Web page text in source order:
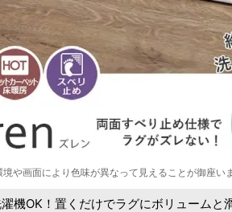
や画面により色味が異なって見えることが御座い
機OK！置くだけでラグにボリュームと